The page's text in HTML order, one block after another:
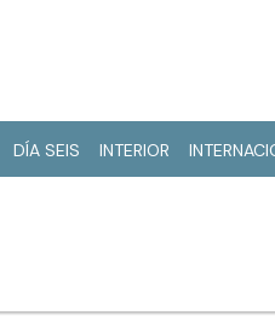
DÍA SEIS INTERIOR